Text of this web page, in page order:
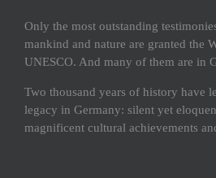
Only the most outstanding
mankind and nature are granted the
UNESCO. And many of them are in
Two thousand years of history have
legacy in Germany: silent yet
magnificent cultural achievements